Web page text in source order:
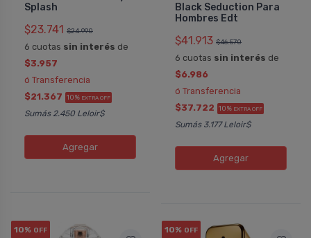
Splash
$23.741 $24.990
6 cuotas sin interés de
$3.957
ó Transferencia
$21.367 10% EXTRA OFF
Sumás 2.450 Leloir$
Agregar
Black Seduction Para
Hombres Edt
$41.913 $46.570
6 cuotas sin interés de
$6.986
ó Transferencia
$37.722 10% EXTRA OFF
Sumás 3.177 Leloir$
Agregar
10% OFF 10% OFF